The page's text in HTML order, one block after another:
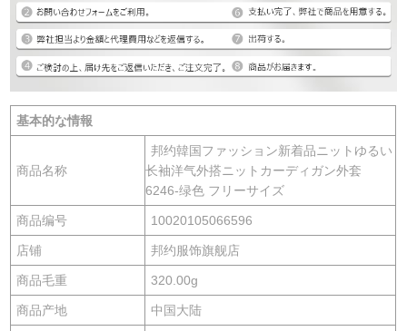
基本的な情報
商品名称
邦约韓国ファッション新着品ニットゆるい
长袖洋气外搭ニットカーディガン外套
6246-绿色 フリーサイズ
商品编号 10020105066596
店铺 邦约服饰旗舰店
商品毛重 320.00g
商品产地 中国大陆